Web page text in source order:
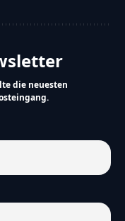
die neuesten